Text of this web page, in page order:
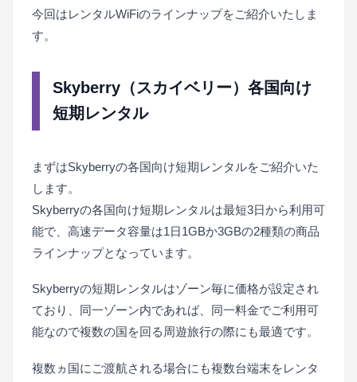
今回はレンタルWiFiのラインナップをご紹介いたしま
す。
Skyberry（スカイベリー）各国向け
短期レンタル
まずはSkyberryの各国向け短期レンタルをご紹介いた
します。
Skyberryの各国向け短期レンタルは最短3日から利用可
能で、高速データ容量は1日1GBか3GBの2種類の商品
ラインナップとなっています。
Skyberryの短期レンタルはゾーン毎に価格が設定され
ており、同一ゾーン内であれば、同一料金でご利用可
能なので複数の国を回る周遊旅行の際にも最適です。
複数ヵ国にご渡航される場合にも複数台端末をレンタ